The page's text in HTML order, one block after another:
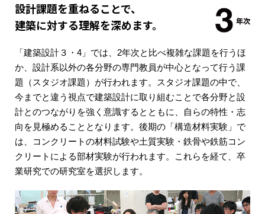
設計課題を重ねることで、
建築に対する理解を深めます。
「建築設計３・4」では、2年次と比べ複雑な課題を行うほ
か、設計系以外の各分野の専門教員が中心となって行う課
題（スタジオ課題）が行われます。スタジオ課題の中で、
今までと違う視点で建築設計に取り組むことで各分野と設
計とのつながりを強く意識するとともに、自らの特性・志
向を見極めることとなります。後期の「構造材料実験」で
は、コンクリートの材料試験や土質実験・鉄骨や鉄筋コン
クリートによる部材実験が行われます。これらを経て、卒
業研究での研究室を選択します。